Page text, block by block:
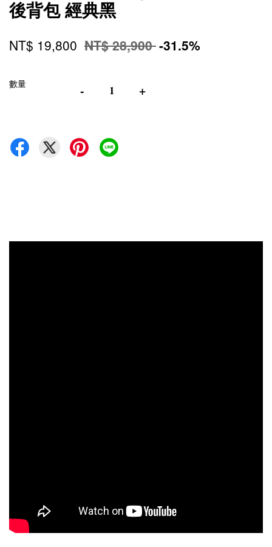
後背包 經典黑
NT$ 19,800 NT$ 28,900-31.5%
數量 - +